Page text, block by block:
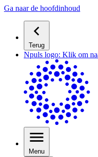
Ga naar de hoofdinhoud
Terug
Npuls logo: Klik om
Menu